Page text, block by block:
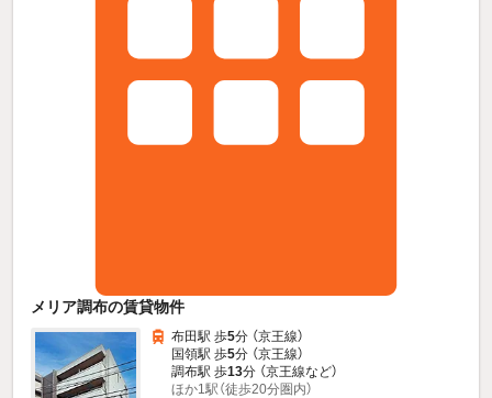
メリア調布の賃貸物件
布田駅 歩5分 （京王線）
国領駅 歩5分 （京王線）
調布駅 歩13分 （京王線など）
ほか1駅（徒歩20分圏内）